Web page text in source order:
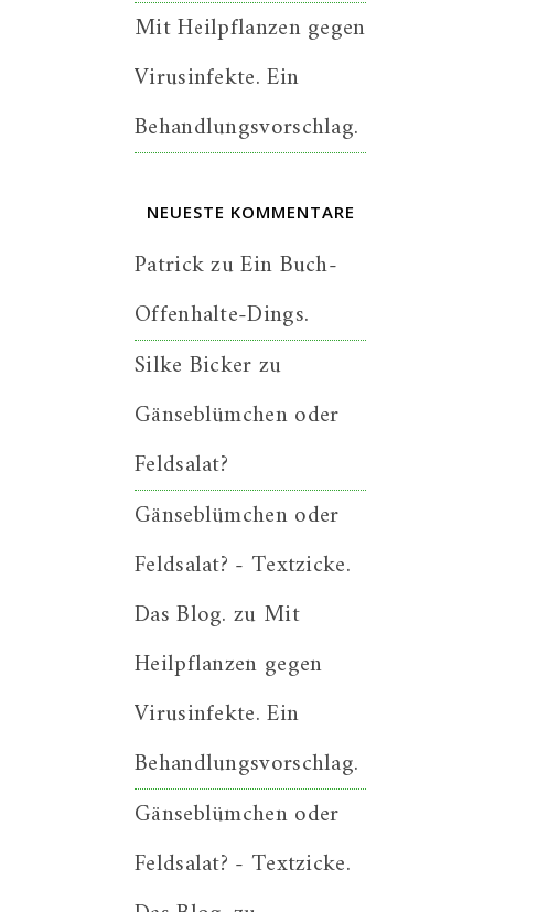
Mit Heilpflanzen gegen
Virusinfekte. Ein
Behandlungsvorschlag.
NEUESTE KOMMENTARE
PatrickzuEin Buch-
Offenhalte-Dings.
Silke Bickerzu
Gänseblümchen oder
Feldsalat?
Gänseblümchen oder
Feldsalat? - Textzicke.
Das Blog. zu Mit
Heilpflanzen gegen
Virusinfekte. Ein
Behandlungsvorschlag.
Gänseblümchen oder
Feldsalat? - Textzicke.